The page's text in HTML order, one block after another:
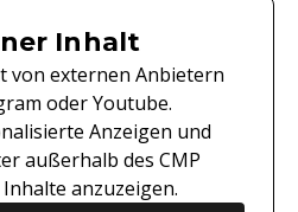
Inhalt
von externen Anbietern
oder Youtube.
Anzeigen und
außerhalb des CMP
anzuzeigen.